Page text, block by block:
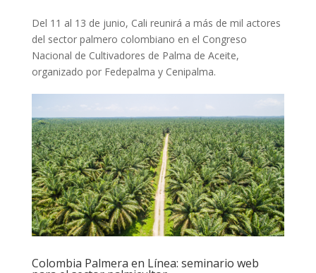
Del 11 al 13 de junio, Cali reunirá a más de mil actores
del sector palmero colombiano en el Congreso
Nacional de Cultivadores de Palma de Aceite,
organizado por Fedepalma y Cenipalma.
Colombia Palmera en Línea: seminario web